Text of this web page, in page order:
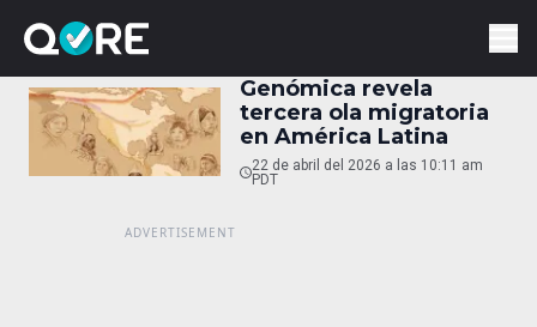
Genómica revela
tercera ola migratoria
en América Latina
22 de abril del 2026 a las 10:11 am
PDT